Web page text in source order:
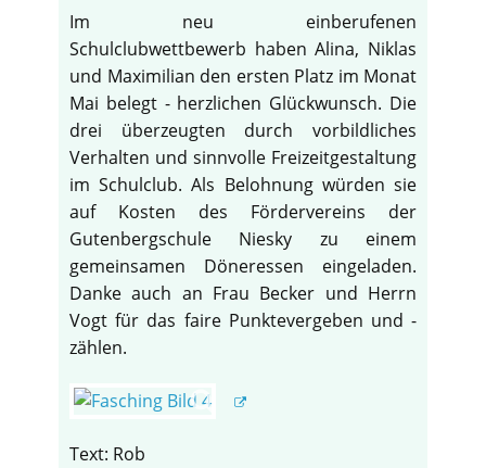
Im neu einberufenen
Schulclubwettbewerb haben Alina, Niklas
und Maximilian den ersten Platz im Monat
Mai belegt - herzlichen Glückwunsch. Die
drei überzeugten durch vorbildliches
Verhalten und sinnvolle Freizeitgestaltung
im Schulclub. Als Belohnung würden sie
auf Kosten des Fördervereins der
Gutenbergschule Niesky zu einem
gemeinsamen Döneressen eingeladen.
Danke auch an Frau Becker und Herrn
Vogt für das faire Punktevergeben und -
zählen.
Text: Rob